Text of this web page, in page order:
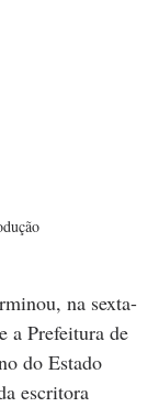
na sexta-
a Prefeitura de
do Estado
escritora